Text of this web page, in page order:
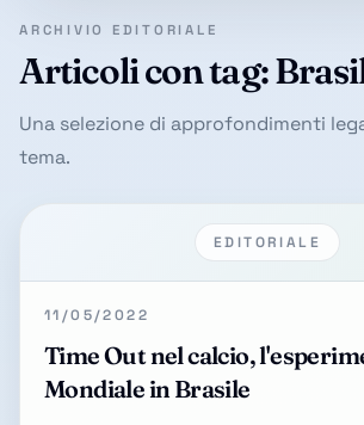
ARCHIVIO EDITORIALE
Articoli con tag:
Una selezione di approfondimenti
tema.
EDITORIALE
11/05/2022
Time Out nel calcio,
Mondiale in Brasile